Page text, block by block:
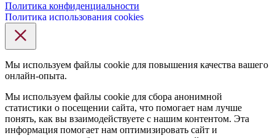
Политика конфиденциальности
Политика использования cookies
Мы используем файлы cookie для повышения качества вашего
онлайн-опыта.
Мы используем файлы cookie для сбора анонимной
статистики о посещении сайта, что помогает нам лучше
понять, как вы взаимодействуете с нашим контентом. Эта
информация помогает нам оптимизировать сайт и